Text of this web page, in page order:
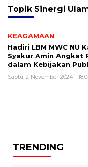
Topik Sinergi
KEAGAMAAN
Hadiri LBM MWC NU
Syakur Amin Angkat
dalam Kebijakan
Sabtu, 2 November 2024 -
TRENDING